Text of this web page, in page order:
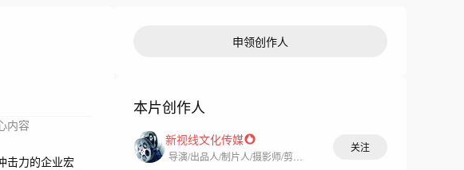
内容
击力的企业宏
申领创作人
本片创作人
新视线文化传媒 关注